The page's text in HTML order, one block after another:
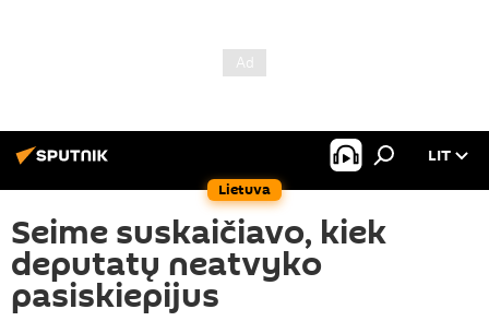
Lietuva
LIT
Seime suskaičiavo, kiek
deputatų neatvyko
pasiskiepijus